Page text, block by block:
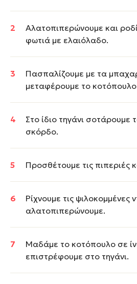
Αλατοπιπερώνουμε και
φωτιά με ελαιόλαδο.
Πασπαλίζουμε με τα
μεταφέρουμε το
Στο ίδιο τηγάνι σοτάρουμε
σκόρδο.
Προσθέτουμε τις πιπεριές
Ρίχνουμε τις ψιλοκομμένες
αλατοπιπερώνουμε.
Μαδάμε το κοτόπουλο σε
επιστρέφουμε στο τηγάνι.